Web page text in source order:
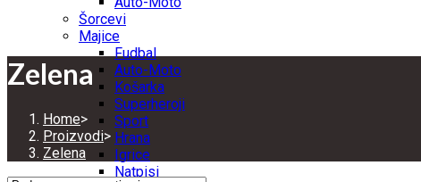
Šorcevi
Majice
Fudbal
Auto-Moto
Košarka
Superheroji
Sport
Hrana
Igrice
Natpisi
Zelena
Home>
Proizvodi>
Zelena